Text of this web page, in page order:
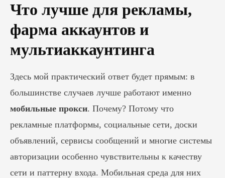
Что лучше для рекламы,
фарма аккаунтов и
мультиаккаунтинга
Здесь мой практический ответ будет прямым: в
большинстве случаев лучше работают именно
мобильные прокси. Почему? Потому что
рекламные платформы, социальные сети, доски
объявлений, сервисы сообщений и многие системы
авторизации особенно чувствительны к качеству
сети и паттерну входа. Мобильная среда для них